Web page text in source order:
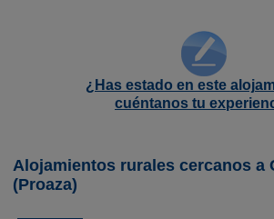
¿Has estado en este
cuéntanos tu
Alojamientos rurales cercanos a
(Proaza)